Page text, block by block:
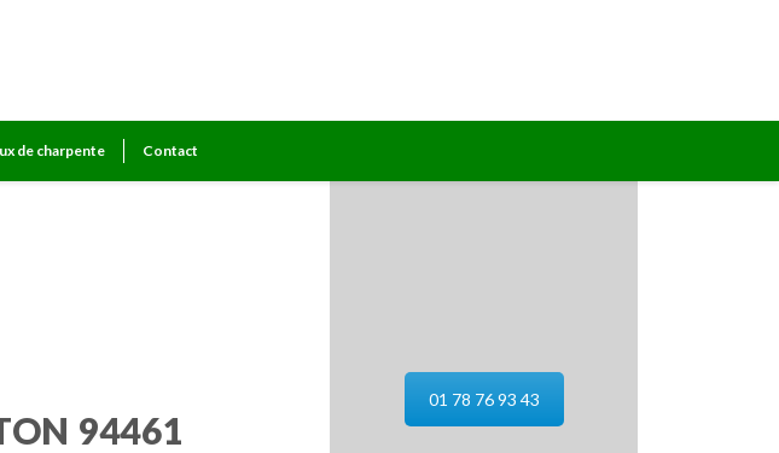
de charpente Contact
94461
01 78 76 93 43